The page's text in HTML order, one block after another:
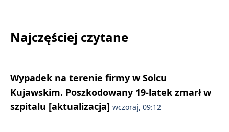
Najczęściej czytane
Wypadek na terenie firmy w Solcu
Kujawskim. Poszkodowany 19-latek zmarł w
szpitalu [aktualizacja] wczoraj, 09:12